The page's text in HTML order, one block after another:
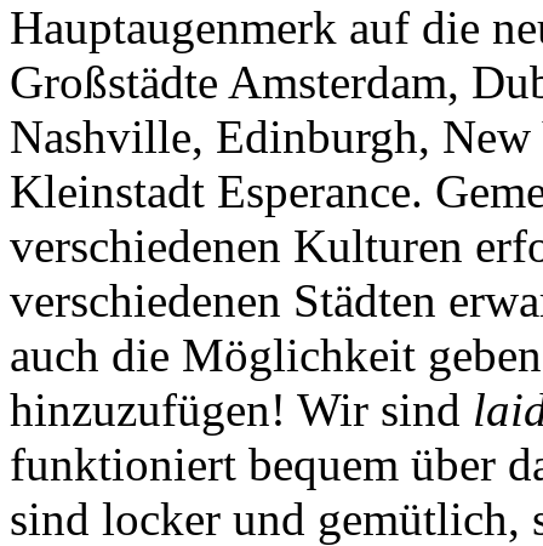
Hauptaugenmerk auf die
Großstädte Amsterdam,
Nashville, Edinburgh,
Kleinstadt Esperance.
verschiedenen Kulturen
verschiedenen Städten
auch die Möglichkeit
hinzuzufügen! Wir sind
funktioniert bequem über
sind locker und gemütlich,